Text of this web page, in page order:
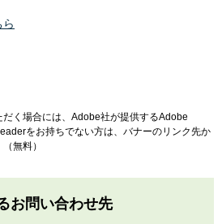
く場合には、Adobe社が提供するAdobe
をお持ちでない方は、バナーのリンク先か
無料）
お問い合わせ先